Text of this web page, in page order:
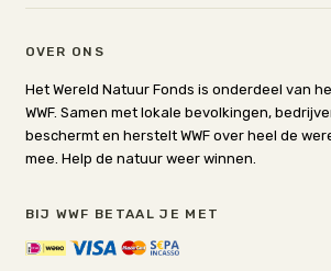
OVER ONS
Het Wereld Natuur Fonds is onderdeel van
WWF. Samen met lokale bevolkingen,
beschermt en herstelt WWF over heel de
mee. Help de natuur weer winnen.
BIJ WWF BETAAL JE MET